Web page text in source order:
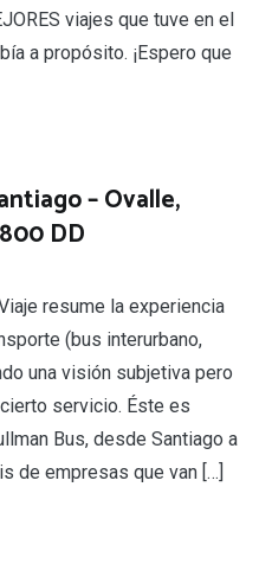
viajes que tuve en el
a propósito. ¡Espero que
– Ovalle,
DD
resume la experiencia
(bus interurbano,
una visión subjetiva pero
servicio. Éste es
Bus, desde Santiago a
de empresas que van […]